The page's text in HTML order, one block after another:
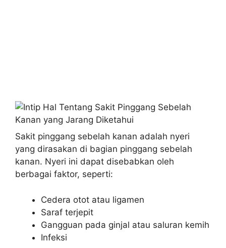
Sakit pinggang sebelah kanan adalah nyeri
yang dirasakan di bagian pinggang sebelah
kanan. Nyeri ini dapat disebabkan oleh
berbagai faktor, seperti:
Cedera otot atau ligamen
Saraf terjepit
Gangguan pada ginjal atau saluran kemih
Infeksi